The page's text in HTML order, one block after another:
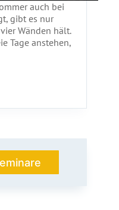
auch bei
gibt es nur
Wänden hält.
Tage anstehen,